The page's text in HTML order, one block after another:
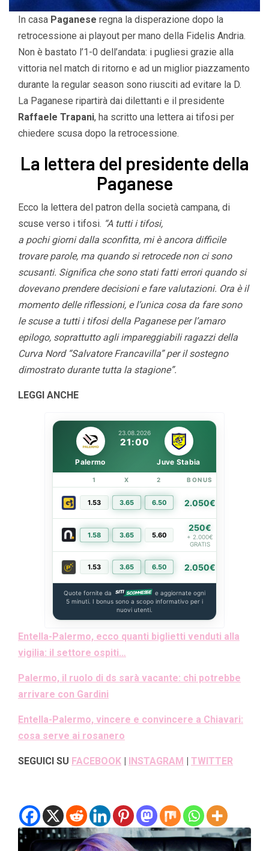
In casa Paganese regna la disperazione dopo la
retrocessione ai playout per mano della Fidelis Andria.
Non è bastato l’1-0 dell’andata: i pugliesi grazie alla
vittoria nel match di ritorno e ad un miglior piazzamento
durante la regular season sono riusciti ad evitare la D.
La Paganese ripartirà dai dilettanti e il presidente
Raffaele Trapani, ha scritto una lettera ai tifosi per
chiedere scusa dopo la retrocessione.
La lettera del presidente della
Paganese
Ecco la lettera del patron della società campana, di
scuse verso i tifosi. “A tutti i tifosi,
a pochi giorni dalla sconfitta, mi è ancora difficile
trovare parole, ma quando si retrocede non ci sono
scusanti. Significa che sono stati fatti errori quando si
dovevano prendere decisioni e fare valutazioni. Ora è il
momento delle riflessioni, e l’unica cosa da fare sono
le scuse a tutti i tifosi della Paganese per l’amaro
epilogo, soprattutto agli impareggiabili ragazzi della
Curva Nord “Salvatore Francavilla” per il sostegno
dimostrato durante tutta la stagione”.
LEGGI ANCHE
23.08.2026
21:00
Palermo Juve Stabia
1 X 2 BONUS
1.53 3.65 6.50 2.050€
1.58 3.65 5.60
250€
+ 2.000€
GRATIS
1.53 3.65 6.50 2.050€
Quote fornite da
e aggiornate ogni
5 minuti. I bonus sono a scopo informativo per i
nuovi utenti.
Entella-Palermo, ecco quanti biglietti venduti alla
vigilia: il settore ospiti…
Palermo, il ruolo di ds sarà vacante: chi potrebbe
arrivare con Gardini
Entella-Palermo, vincere e convincere a Chiavari:
cosa serve ai rosanero
SEGUICI SU FACEBOOK | INSTAGRAM | TWITTER